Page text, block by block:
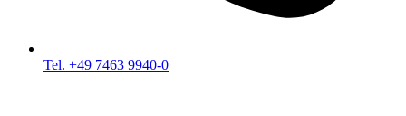
Tel. +49 7463 9940-0